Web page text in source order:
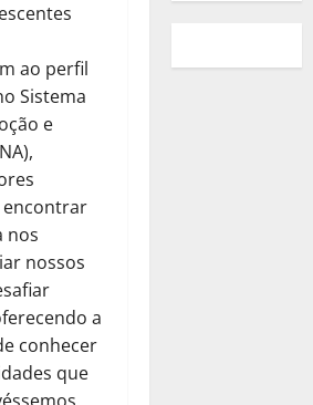
ao perfil
Sistema
e
encontrar
nos
nossos
a
conhecer
que